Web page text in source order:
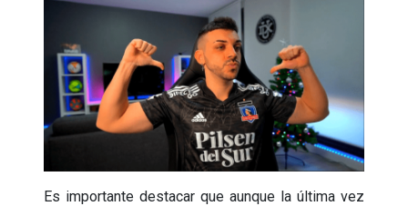
Es importante destacar que aunque la última vez